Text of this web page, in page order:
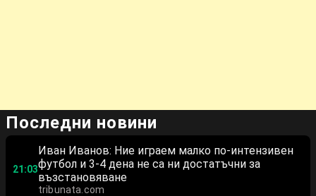
Последни новини
21:03
Иван Иванов: Ние играем малко по-интензивен
футбол и 3-4 дена не са ни достатъчни за
възстановяване
tribunata.com